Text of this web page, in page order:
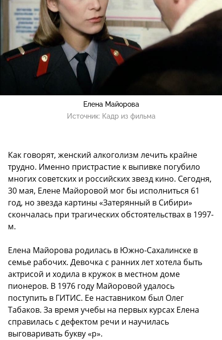
Елена Майорова
Источник: Кадр из фильма
Как говорят, женский алкоголизм лечить крайне
трудно. Именно пристрастие к выпивке погубило
многих советских и российских звезд кино. Сегодня,
30 мая, Елене Майоровой мог бы исполниться 61
год, но звезда картины «Затерянный в Сибири»
скончалась при трагических обстоятельствах в 1997-
м.
Елена Майорова родилась в Южно-Сахалинске в
семье рабочих. Девочка с ранних лет хотела быть
актрисой и ходила в кружок в местном доме
пионеров. В 1976 году Майоровой удалось
поступить в ГИТИС. Ее наставником был Олег
Табаков. За время учебы на первых курсах Елена
справилась с дефектом речи и научилась
выговаривать букву «р».